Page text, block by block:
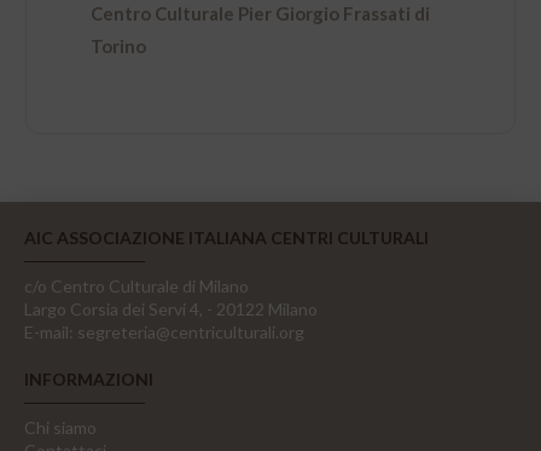
Centro Culturale Pier Giorgio Frassati di
Torino
AIC ASSOCIAZIONE ITALIANA CENTRI CULTURALI
c/o Centro Culturale di Milano
Largo Corsia dei Servi 4, - 20122 Milano
E-mail: segreteria@centriculturali.org
INFORMAZIONI
Chi siamo